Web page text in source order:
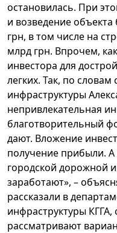
остановилась. При
и возведение
грн, в том числе на
млрд грн. Впрочем,
инвестора для
легких. Так, по
инфраструктуры
непривлекательная
благотворительный
дают. Вложение
получение прибыли. А
городской дорожной
заработают», –
рассказали в
инфраструктуры КГГА,
рассматривают